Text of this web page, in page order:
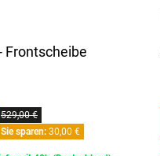
Frontscheibe
529,00 €
Sie sparen: 30,00 €